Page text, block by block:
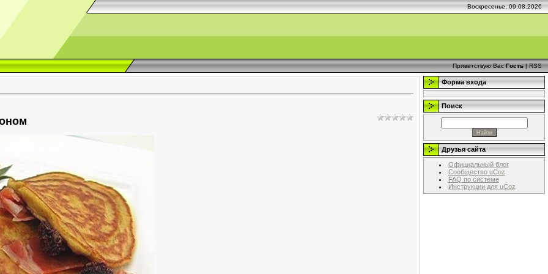
Воскресенье, 09.08.2026
Приветствую Вас Гость|RSS
Форма входа
Поиск
Друзья сайта
Официальный блог
Сообщество uCoz
FAQ по системе
Инструкции для uCoz